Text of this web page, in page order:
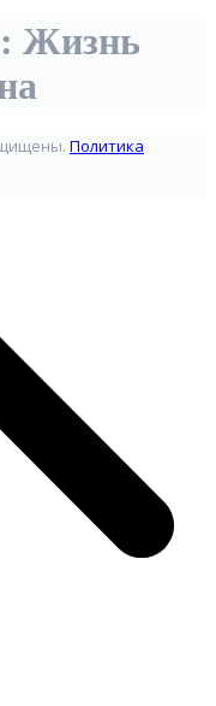
Жизнь
Политика